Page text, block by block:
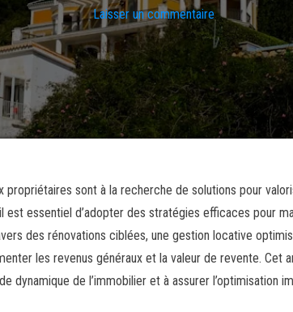
Laisser un commentaire
sont à la recherche de solutions pour
essentiel d’adopter des stratégies efficaces pour
des rénovations ciblées, une gestion locative
les revenus généraux et la valeur de revente. Cet
dynamique de l’immobilier et à assurer l’optimisation